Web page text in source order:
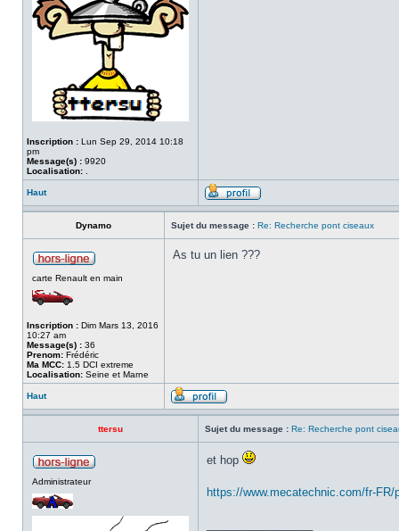
Inscription : Lun Sep 29, 2014 10:18
pm
Message(s) : 9920
Localisation:
Haut
Dynamo Sujet du message : Re: Recherche pont ciseaux
carte Renault en main
Inscription : Dim Mars 13, 2016
10:27 am
Message(s) : 36
Prenom: Frédéric
Ma MCC: 1.5 DCI extreme
Localisation: Seine et Marne
As tu un lien ???
Haut
ttersu Sujet du message : Re: Recherche pont
Administrateur
et hop
https://www.mecatechnic.com/fr-FR/